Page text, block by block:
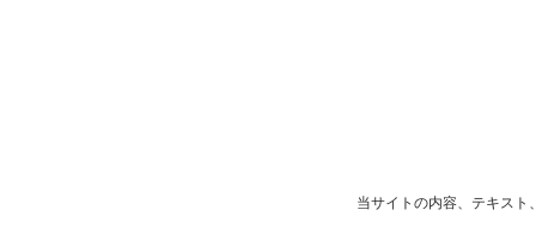
当サイトの内容、テキスト